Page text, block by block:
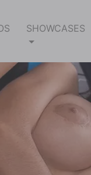
SHOWCASES